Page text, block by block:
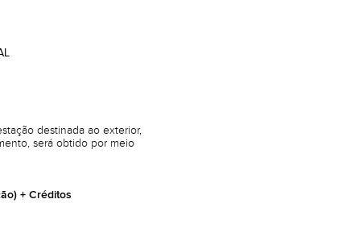
destinada ao exterior,
será obtido por meio
+ Créditos